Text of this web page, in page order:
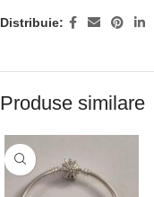
Distribuie:
Produse similare